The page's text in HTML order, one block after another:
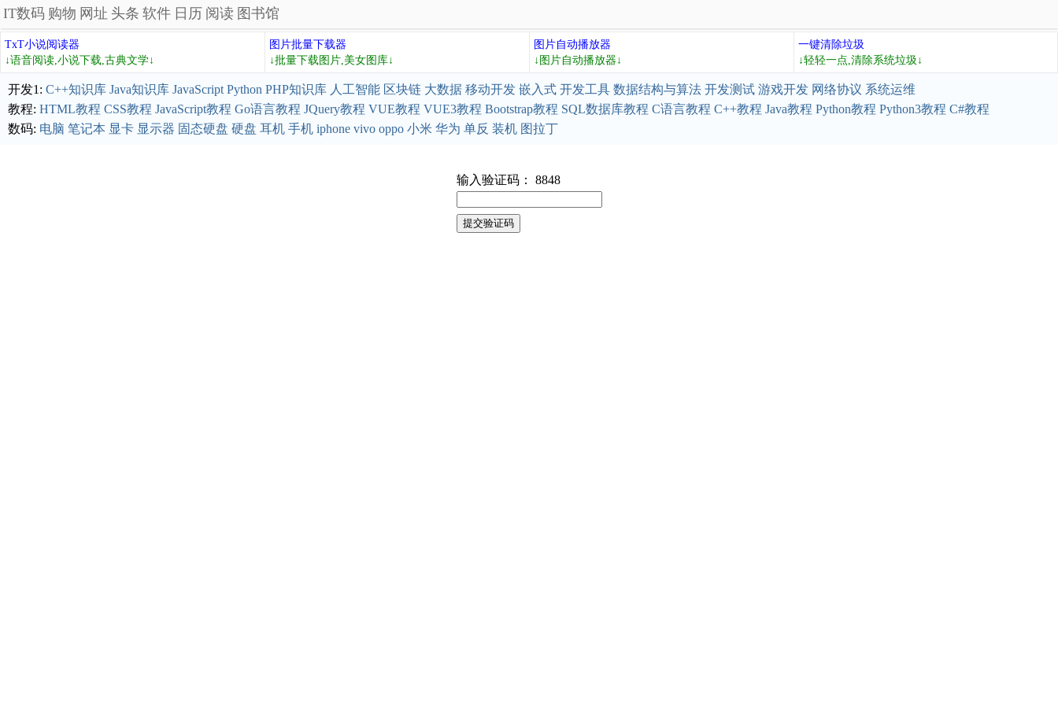
IT数码 购物 网址 头条 软件 日历 阅读 图书馆
TxT小说阅读器
↓语音阅读,小说下载,古典文学↓
图片批量下载器
↓批量下载图片,美女图库↓
图片自动播放器
↓图片自动播放器↓
一键清除垃圾
↓轻轻一点,清除系统垃圾↓
开发1: C++知识库 Java知识库 JavaScript Python PHP知识库 人工智能 区块链 大数据 移动开发 嵌入式 开发工具 数据结构与算法 开发测试 游戏开发 网络协议 系统运维
教程: HTML教程 CSS教程 JavaScript教程 Go语言教程 JQuery教程 VUE教程 VUE3教程 Bootstrap教程 SQL数据库教程 C语言教程 C++教程 Java教程 Python教程 Python3教程 C#教程
数码: 电脑 笔记本 显卡 显示器 固态硬盘 硬盘 耳机 手机 iphone vivo oppo 小米 华为 单反 装机 图拉丁
输入验证码： 8848